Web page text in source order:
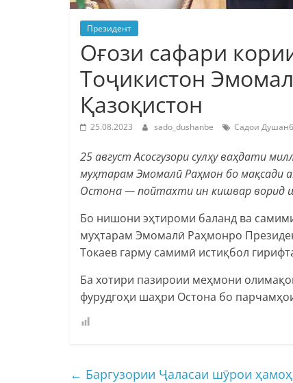
Президент
Оғози сафари
Тоҷикистон
Қазоқистон
25.08.2023 sado_dushanbe Садои
25 август Асосгузори сулҳу ваҳдати
муҳтарам Эмомалӣ Раҳмон бо мақсади
Остона — пойтахти ин кишвар ворид
Бо нишони эҳтироми баланд ва
муҳтарам Эмомалӣ Раҳмонро
Токаев гарму самимӣ истиқбол
Ба хотири пазироии меҳмони
фурудгоҳи шаҳри Остона бо
← Баргузории Ҷаласаи шӯрои